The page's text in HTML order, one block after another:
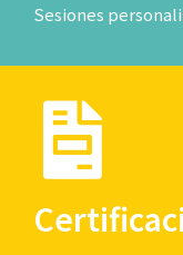
Sesiones